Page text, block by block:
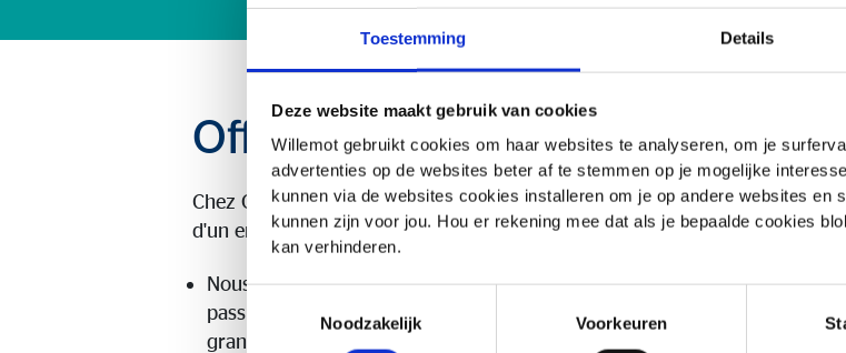
Toestemming Details
Deze website maakt gebruik van cookies
Willemot gebruikt cookies om haar websites te analyseren, om je
advertenties op de websites beter af te stemmen op je mogelijke
kunnen via de websites cookies installeren om je op andere websites en
kunnen zijn voor jou. Hou er rekening mee dat als je bepaalde cookies
kan verhinderen.
Toestemmingsselectie
Noodzakelijk
Voorkeuren
Offres d'emploi
Chez OVB Willemot, nous croyons en la création
d'un environnement où le talent peut s'épanouir.
Nous recherchons des professionnels
passionnés qui, comme nous, attachent une
grande importance à l'orientation client.